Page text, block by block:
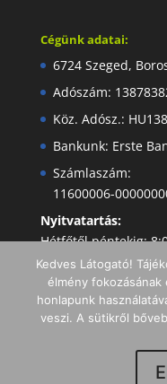
Cégünk adatai:
6724 Szeged,
Adószám:
Köz. Adósz.:
Bankunk: Erste
Számlaszám:
11600006-
Nyitvatartás:
Hétfőtől péntekig:
Kedves Látogató!
élmény
honlapunk
veszi. A sütikről